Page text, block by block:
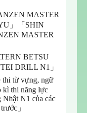
MASTER
」「SHIN
MASTER
BETSU
DRILL N1」
thi từ vựng, ngữ
kì thi năng lực
Nhật N1 của các
」